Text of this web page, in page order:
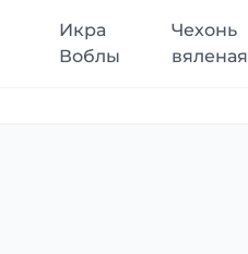
Икра
Воблы
Чехонь
вяленая